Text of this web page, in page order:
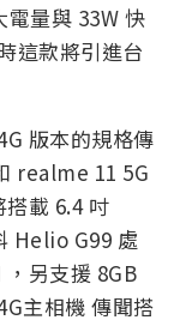
量與 33W 快
這款將引進台
版本的規格傳
realme 11 5G
載 6.4 吋
Helio G99 處
，另支援 8GB
主相機 傳聞搭